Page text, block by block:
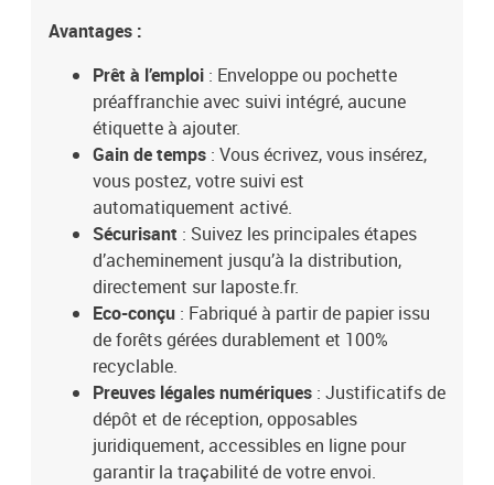
Avantages :
Prêt à l’emploi : Enveloppe ou pochette
préaffranchie avec suivi intégré, aucune
étiquette à ajouter.
Gain de temps : Vous écrivez, vous insérez,
vous postez, votre suivi est
automatiquement activé.
Sécurisant : Suivez les principales étapes
d’acheminement jusqu’à la distribution,
directement sur laposte.fr.
Eco-conçu : Fabriqué à partir de papier issu
de forêts gérées durablement et 100%
recyclable.
Preuves légales numériques : Justificatifs de
dépôt et de réception, opposables
juridiquement, accessibles en ligne pour
garantir la traçabilité de votre envoi.